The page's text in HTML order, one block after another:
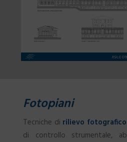
Fotopiani
Tecniche di rilievo
di controllo strumentale,